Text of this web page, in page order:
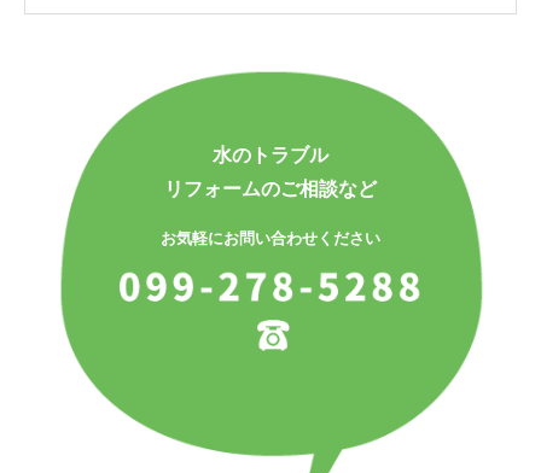
水のトラブル
リフォームのご相談など
お気軽にお問い合わせください